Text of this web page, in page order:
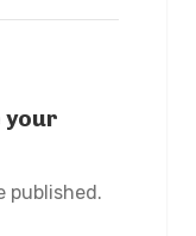
your
published.